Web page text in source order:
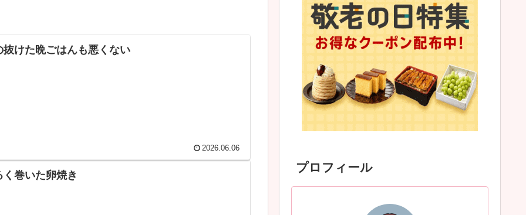
抜けた晩ごはんも悪くない
2026.06.06
く巻いた卵焼き
プロフィール